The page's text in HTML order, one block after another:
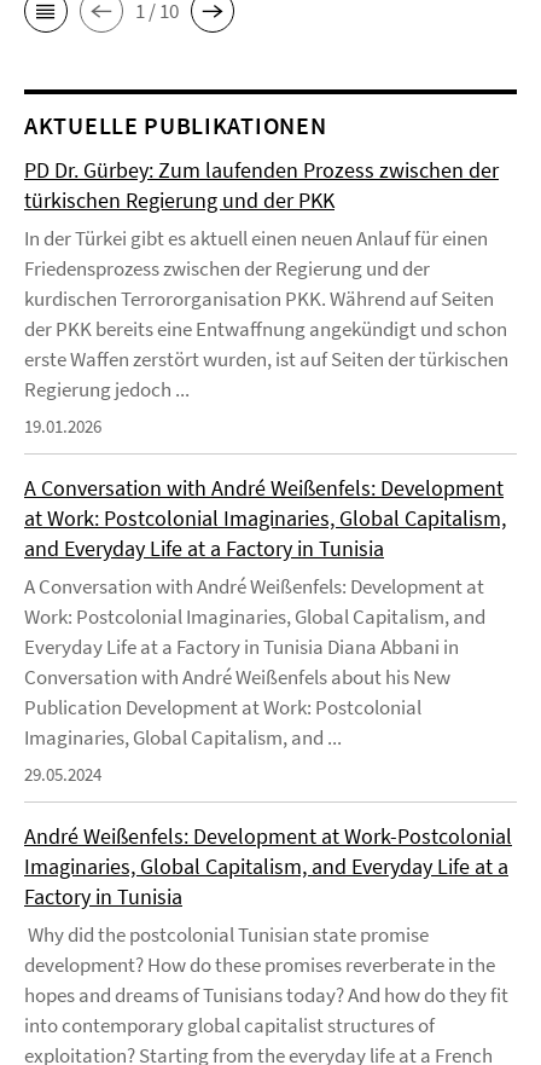
1 / 10
AKTUELLE PUBLIKATIONEN
PD Dr. Gürbey: Zum laufenden Prozess zwischen der
türkischen Regierung und der PKK
In der Türkei gibt es aktuell einen neuen Anlauf für einen
Friedensprozess zwischen der Regierung und der
kurdischen Terrororganisation PKK. Während auf Seiten
der PKK bereits eine Entwaffnung angekündigt und schon
erste Waffen zerstört wurden, ist auf Seiten der türkischen
Regierung jedoch ...
19.01.2026
A Conversation with André Weißenfels: Development
at Work: Postcolonial Imaginaries, Global Capitalism,
and Everyday Life at a Factory in Tunisia
A Conversation with André Weißenfels: Development at
Work: Postcolonial Imaginaries, Global Capitalism, and
Everyday Life at a Factory in Tunisia Diana Abbani in
Conversation with André Weißenfels about his New
Publication Development at Work: Postcolonial
Imaginaries, Global Capitalism, and ...
29.05.2024
André Weißenfels: Development at Work-Postcolonial
Imaginaries, Global Capitalism, and Everyday Life at a
Factory in Tunisia
Why did the postcolonial Tunisian state promise
development? How do these promises reverberate in the
hopes and dreams of Tunisians today? And how do they fit
into contemporary global capitalist structures of
exploitation? Starting from the everyday life at a French